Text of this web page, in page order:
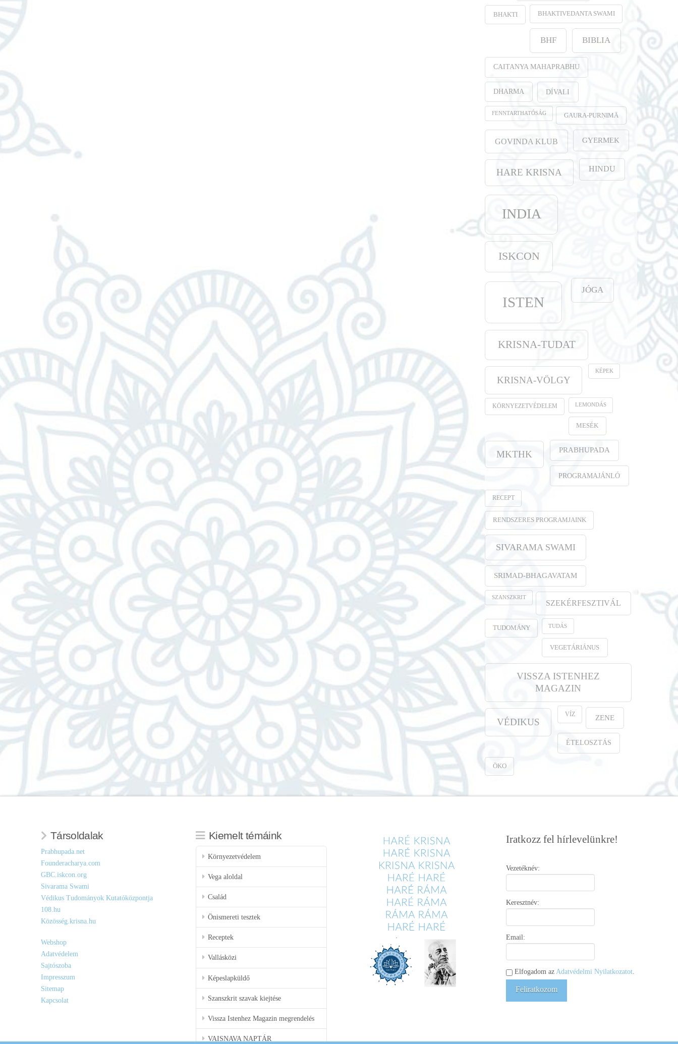
BHAKTI BHAKTIVEDANTA SWAMI
BHF BIBLIA
CAITANYA MAHAPRABHU
DHARMA DÍVALI
FENNTARTHATÓSÁG GAURA-PURṆIMĀ
GOVINDA KLUB GYERMEK
HARE KRISNA HINDU
INDIA
ISKCON
ISTEN
JÓGA
KRISNA-TUDAT
KRISNA-VÖLGY
KÉPEK
KÖRNYEZETVÉDELEM LEMONDÁS
MESÉK
MKTHK PRABHUPADA
PROGRAMAJÁNLÓ
RECEPT
RENDSZERES PROGRAMJAINK
SIVARAMA SWAMI
SRIMAD-BHAGAVATAM
SZANSZKRIT
SZEKÉRFESZTIVÁL
TUDOMÁNY TUDÁS
VEGETÁRIÁNUS
VISSZA ISTENHEZ
MAGAZIN
VÉDIKUS
VÍZ ZENE
ÉTELOSZTÁS
ÖKO
Társoldalak
Prabhupada.net
Founderacharya.com
GBC.iskcon.org
Sivarama Swami
Védikus Tudományok Kutatóközpontja
108.hu
Közösség.krisna.hu
Webshop
Adatvédelem
Sajtószoba
Impresszum
Sitemap
Kapcsolat
Kiemelt témáink
Környezetvédelem
Vega aloldal
Család
Önismereti tesztek
Receptek
Vallásközi
Képeslapküldő
Szanszkrit szavak kiejtése
Vissza Istenhez Magazin megrendelés
VAISNAVA NAPTÁR
Iratkozz fel hírlevelünkre!
Vezetéknév:
Keresztnév:
Email:
Elfogadom azAdatvédelmi Nyilatkozatot.
Feliratkozom